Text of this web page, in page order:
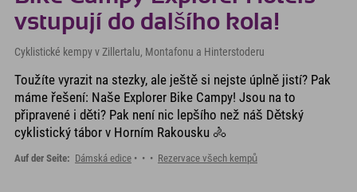
vstupují do dalšího kola!
Cyklistické kempy v Zillertalu, Montafonu a Hinterstoderu
Toužíte vyrazit na stezky, ale ještě si nejste úplně jistí? Pak
máme řešení: Naše Explorer Bike Campy! Jsou na to
připravené i děti? Pak není nic lepšího než náš Dětský
cyklistický tábor v Horním Rakousku 🚴
Auf der Seite: Dámská edice Rezervace všech kempů